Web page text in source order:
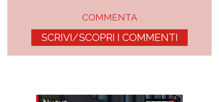
COMMENTA
SCRIVI/SCOPRI I COMMENTI